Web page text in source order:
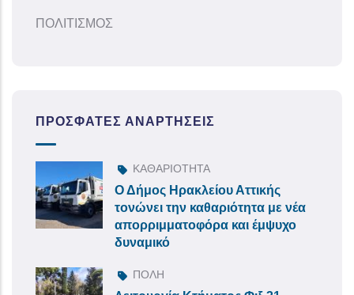
ΠΟΛΙΤΙΣΜΟΣ
ΠΡΌΣΦΑΤΕΣ ΑΝΑΡΤΉΣΕΙΣ
ΚΑΘΑΡΙΟΤΗΤΑ
Ο Δήμος Ηρακλείου Αττικής
τονώνει την καθαριότητα με νέα
απορριμματοφόρα και έμψυχο
δυναμικό
ΠΟΛΗ